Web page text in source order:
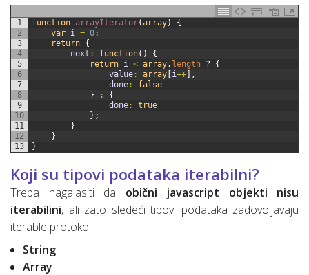
1
2
3
4
5
6
7
8
9
10
11
12
13
function arrayIterator(array)
{
var i = 0;
return {
next : function( )
{
return i < array. length ?
{
value : array [i++] ,
done :
false
}
:
{
done :
true
} ;
}
}
}
Koji su tipovi podataka iterabilni?
Treba nagalasiti da obični javascript objekti nisu
iterabilini, ali zato sledeći tipovi podataka zadovoljavaju
iterable protokol:
String
Array